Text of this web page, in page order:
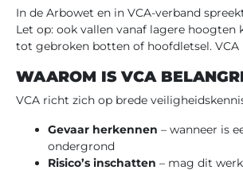
In de Arbowet en in VCA-verband
Let op: ook vallen vanaf lagere
tot gebroken botten of hoofdletsel.
WAAROM IS VCA
VCA richt zich op brede
Gevaar herkennen – wanneer is
ondergrond
Risico’s inschatten – mag dit